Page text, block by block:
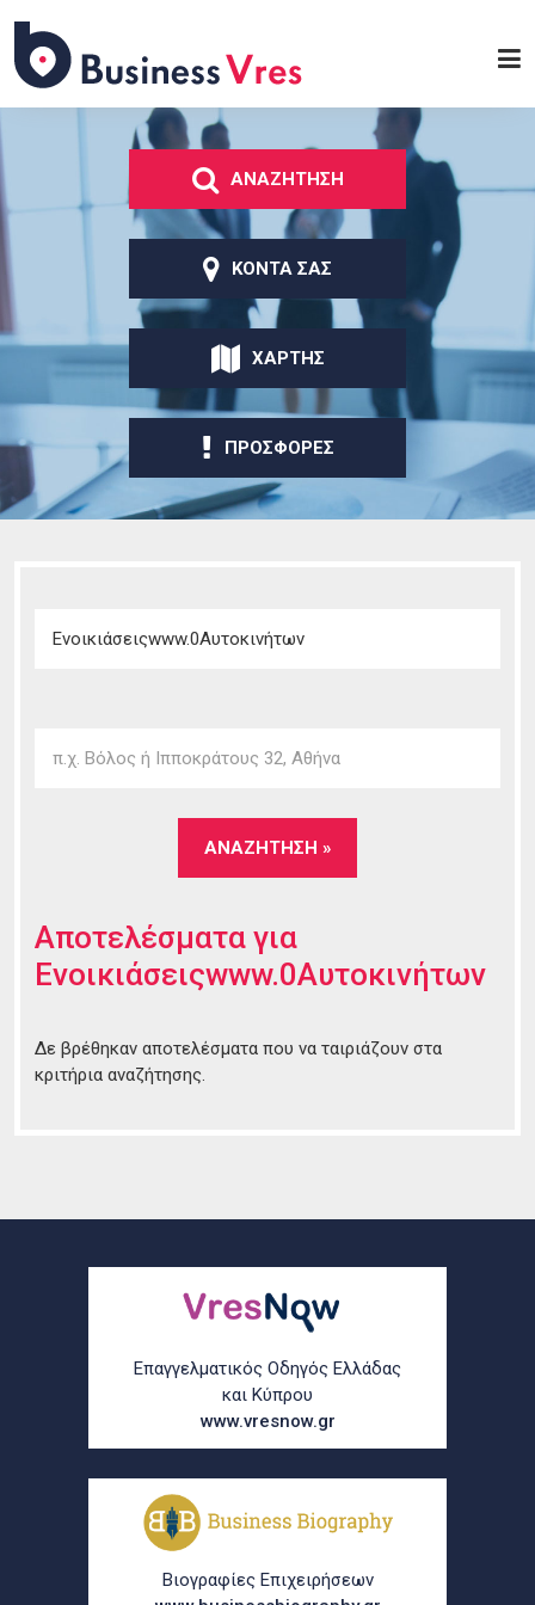
κυρίως περιεχόμενο
Business
ΑΝΑΖΗΤΗΣΗ
ΚΟΝΤΑ ΣΑΣ
ΧΑΡΤΗΣ
ΠΡΟΣΦΟΡΕΣ
Αποτελέσματα για
Ενοικιάσειςwww.0Αυτοκινήτων
Δε βρέθηκαν αποτελέσματα που να ταιριάζουν στα
κριτήρια αναζήτησης.
Επαγγελματικός Οδηγός Ελλάδας
και Κύπρου
www.vresnow.gr
Βιογραφίες Επιχειρήσεων